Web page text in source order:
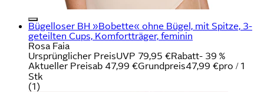
Bügelloser BH »Bobette« ohne Bügel, mit Spitze, 3-
geteilten Cups, Komfortträger, feminin
Rosa Faia
Ursprünglicher PreisUVP 79,95 €Rabatt- 39 %
Aktueller Preisab 47,99 €Grundpreis47,99 €pro / 1
Stk
(1)